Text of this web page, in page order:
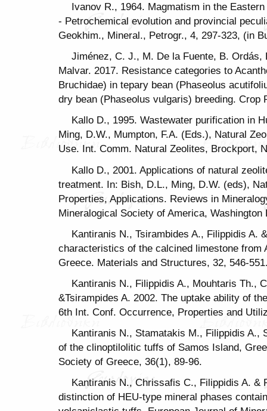
Ivanov R., 1964. Magmatism in the
- Petrochemical evolution and provincial
Geokhim., Mineral., Petrogr., 4, 297-323, (in
Jiménez, C. J., M. De la Fuente, B.
Malvar. 2017. Resistance categories to
Bruchidae) in tepary bean (Phaseolus
dry bean (Phaseolus vulgaris) breeding. Crop
Kallo D., 1995. Wastewater purification in
Ming, D.W., Mumpton, F.A. (Eds.), Natural
Use. Int. Comm. Natural Zeolites, Brockport,
Kallo D., 2001. Applications of natural
treatment. In: Bish, D.L., Ming, D.W. (eds),
Properties, Applications. Reviews in
Mineralogical Society of America, Washington
Kantiranis N., Tsirambides A., Filippidis A.
characteristics of the calcined limestone from
Greece. Materials and Structures, 32, 546-
Kantiranis N., Filippidis A., Mouhtaris Th.,
&Tsirampides A. 2002. The uptake ability of
6th Int. Conf. Occurrence, Properties and
Kantiranis N., Stamatakis M., Filippidis A.,
of the clinoptilolitic tuffs of Samos Island,
Society of Greece, 36(1), 89-96.
Kantiranis N., Chrissafis C., Filippidis A. &
distinction of HEU-type mineral phases